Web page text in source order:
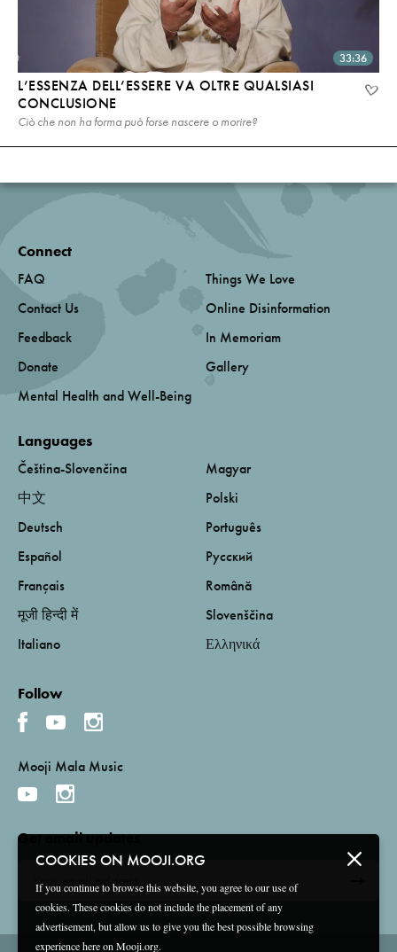
33:36
L’ESSENZA DELL’ESSERE VA OLTRE QUALSIASI
CONCLUSIONE
Ciò che non ha forma può forse nascere o morire?
COOKIES ON MOOJI.ORG
If you continue to browse this website, you agree to our use of
cookies. These cookies do not include the placement of any
advertisement, but allow us to give you the best possible browsing
experience here on Mooji.org.
Connect
FAQ
Contact Us
Feedback
Donate
Mental Health and Well-Being
Things We Love
Online Disinformation
In Memoriam
Gallery
Languages
Čeština-Slovenčina
中文
Deutsch
Español
Français
मूजी हिन्दी में
Italiano
Magyar
Polski
Português
Русский
Română
Slovenščina
Ελληνικά
Follow
Mooji Mala Music
Get email updates